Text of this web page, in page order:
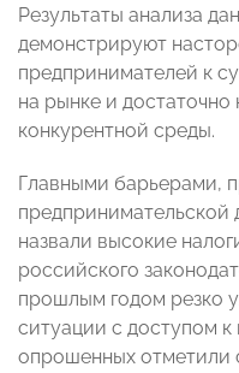
Результаты анализа
демонстрируют
предпринимателей к
на рынке и достаточно
конкурентной среды.
Главными барьерами,
предпринимательской
назвали высокие
российского
прошлым годом резко
ситуации с доступом к
опрошенных отметили